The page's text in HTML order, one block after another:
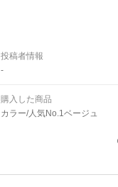
投稿者情報
-
購入した商品
カラー/人気No.1ベージュ